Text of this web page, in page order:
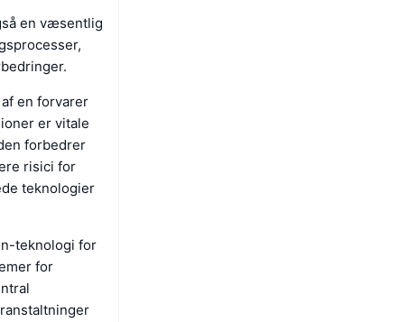
en væsentlig
en forvarer
er vitale
forbedrer
risici for
teknologier
teknologi for
for